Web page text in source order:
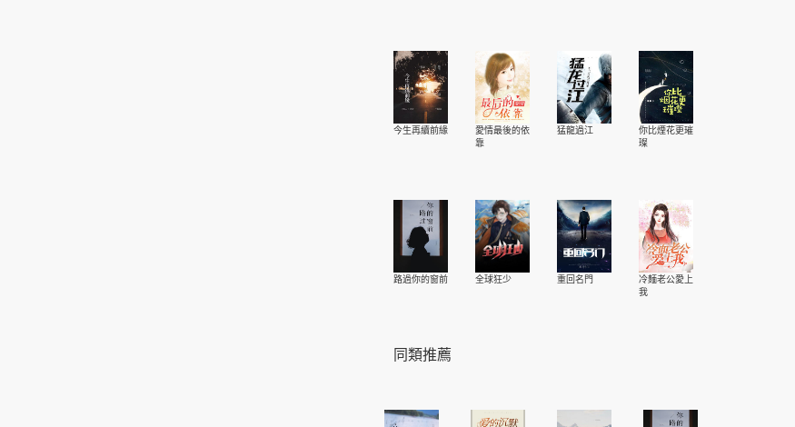
今生再續前緣
愛情最後的依
靠
猛龍過江
你比煙花更璀
璨
路過你的窗前 全球狂少 重回名門
冷麵老公愛上
我
同類推薦